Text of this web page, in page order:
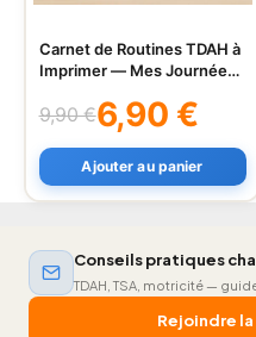
Carnet de Routines TDAH à
Imprimer — Mes Journées
9,90€
Le
prix
initial
était :
6,90 €
Le
prix
actuel
est :
Ajouter au panier
Conseils pratiques
TDAH, TSA, motricité —
Rejoindre